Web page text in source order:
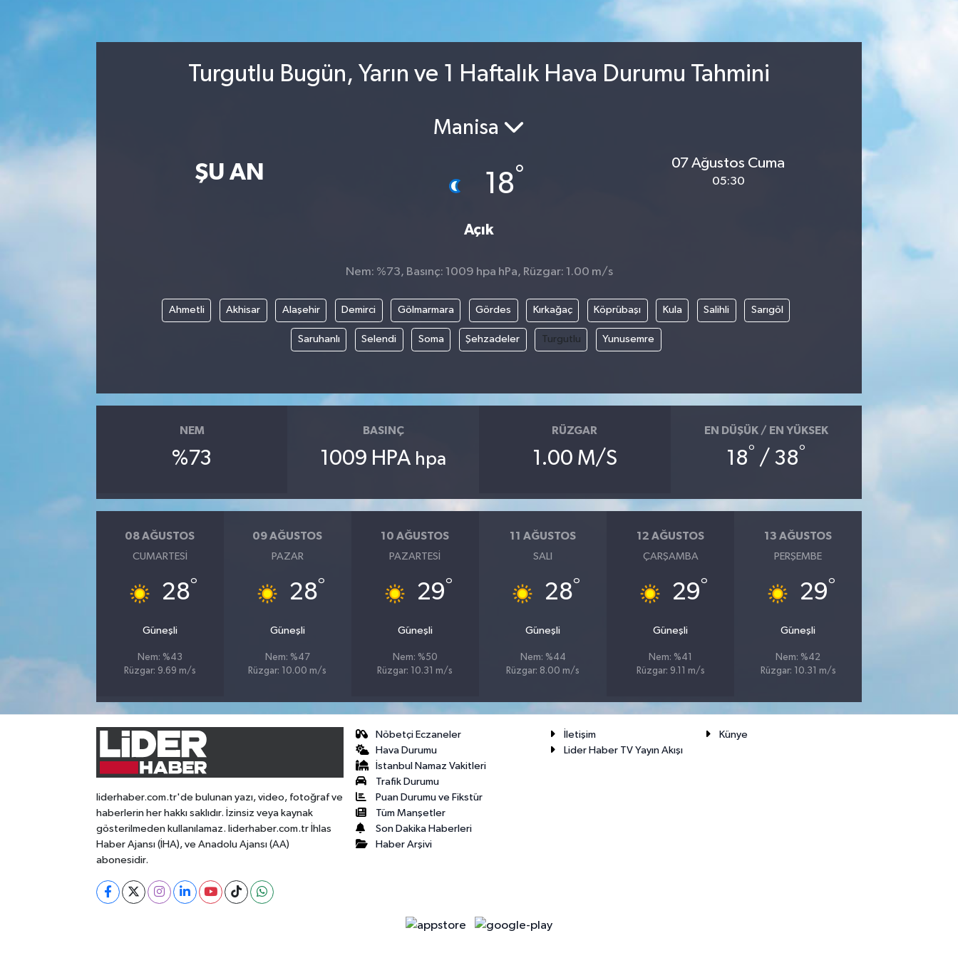
Turgutlu Bugün, Yarın ve 1 Haftalık Hava Durumu Tahmini
ŞU AN
Manisa
18°
Açık
07 Ağustos Cuma
05:30
Nem: %73, Basınç: 1009 hpa hPa, Rüzgar: 1.00 m/s
Ahmetli Akhisar Alaşehir Demirci Gölmarmara Gördes Kırkağaç Köprübaşı Kula Salihli Sarıgöl
Saruhanlı Selendi Soma Şehzadeler Turgutlu Yunusemre
NEM
%73
BASINÇ
1009 HPA hpa
RÜZGAR
1.00 M/S
EN DÜŞÜK / EN YÜKSEK
18° / 38°
08 AĞUSTOS
CUMARTESI
28°
Güneşli
Nem: %43
Rüzgar: 9.69 m/s
09 AĞUSTOS
PAZAR
28°
Güneşli
Nem: %47
Rüzgar: 10.00 m/s
10 AĞUSTOS
PAZARTESI
29°
Güneşli
Nem: %50
Rüzgar: 10.31 m/s
11 AĞUSTOS
SALI
28°
Güneşli
Nem: %44
Rüzgar: 8.00 m/s
12 AĞUSTOS
ÇARŞAMBA
29°
Güneşli
Nem: %41
Rüzgar: 9.11 m/s
13 AĞUSTOS
PERŞEMBE
29°
Güneşli
Nem: %42
Rüzgar: 10.31 m/s
liderhaber.com.tr'de bulunan yazı, video, fotoğraf ve
haberlerin her hakkı saklıdır. İzinsiz veya kaynak
gösterilmeden kullanılamaz. liderhaber.com.tr İhlas
Haber Ajansı (İHA), ve Anadolu Ajansı (AA)
abonesidir.
Nöbetçi Eczaneler
Hava Durumu
İstanbul Namaz Vakitleri
Trafik Durumu
Puan Durumu ve Fikstür
Tüm Manşetler
Son Dakika Haberleri
Haber Arşivi
İletişim
Künye
Lider Haber TV Yayın Akışı